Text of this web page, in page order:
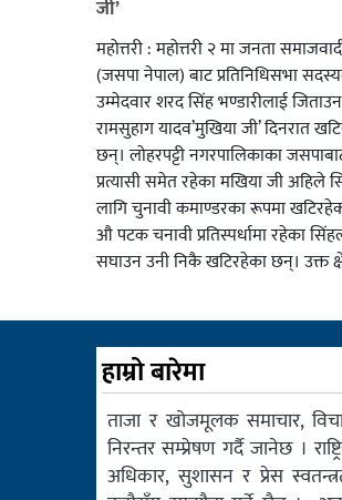
जी’
महोत्तरी : महोत्तरी २ मा जनता
(जसपा नेपाल) बाट प्रतिनिधिसभा
उम्मेदवार शरद सिंह भण्डारीलाई जिताउन
रामसुहाग यादव’मुखिया जी’ दिनरात
छन्। लोहरपट्टी नगरपालिकाका
प्रत्यासी समेत रहेका मखिया जी अहिले
लागि चुनावी कमाण्डरका रूपमा
औ पटक चनावी प्रतिस्पर्धामा रहेका
सघाउन उनी निकै खटिरहेका छन्। उक्त
हाम्रो बारेमा
ताजा र खोजमूलक समाचार,
निरन्तर सम्प्रेषण गर्दै जानेछ ।
अधिकार, सुशासन र प्रेस